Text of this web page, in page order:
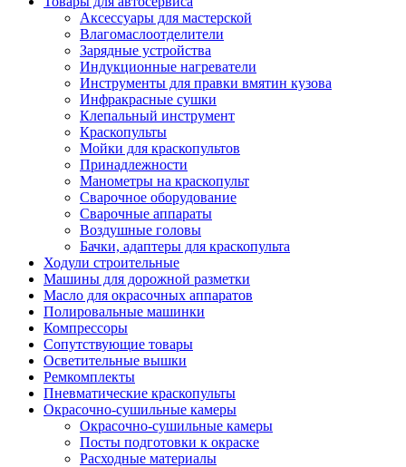
Аксессуары для мастерской
Влагомаслоотделители
Зарядные устройства
Индукционные нагреватели
Инструменты для правки вмятин кузова
Инфракрасные сушки
Клепальный инструмент
Краскопульты
Мойки для краскопультов
Принадлежности
Манометры на краскопульт
Сварочное оборудование
Сварочные аппараты
Воздушные головы
Бачки, адаптеры для краскопульта
Ходули строительные
Машины для дорожной разметки
Масло для окрасочных аппаратов
Полировальные машинки
Компрессоры
Сопутствующие товары
Осветительные вышки
Ремкомплекты
Пневматические краскопульты
Окрасочно-сушильные камеры
Окрасочно-сушильные камеры
Посты подготовки к окраске
Расходные материалы